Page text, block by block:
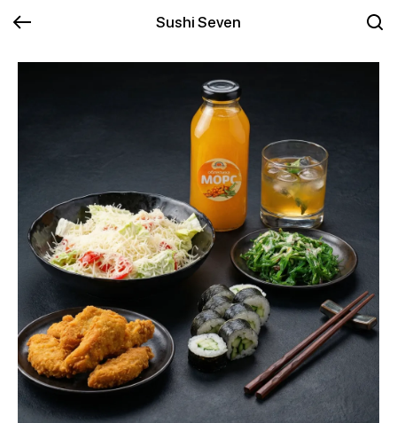
Sushi Seven